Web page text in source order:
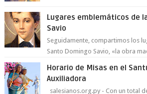
Lugares emblemáticos de
Savio
Seguidamente, compartimos los
Santo Domingo Savio, «la obra
Horario de Misas en el
Auxiliadora
salesianos.org.py - Con un total